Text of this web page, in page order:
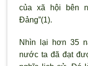
của xã hội bên
Đảng”(1).
Nhìn lại hơn 35
nước ta đã đạt